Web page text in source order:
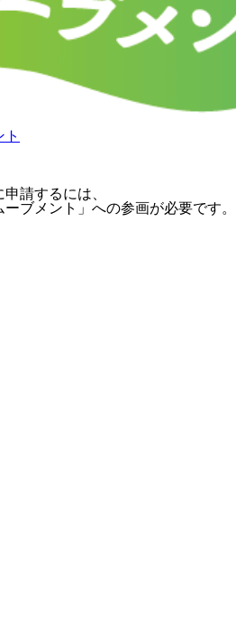
請するには、
ブメント」への参画が必要です。